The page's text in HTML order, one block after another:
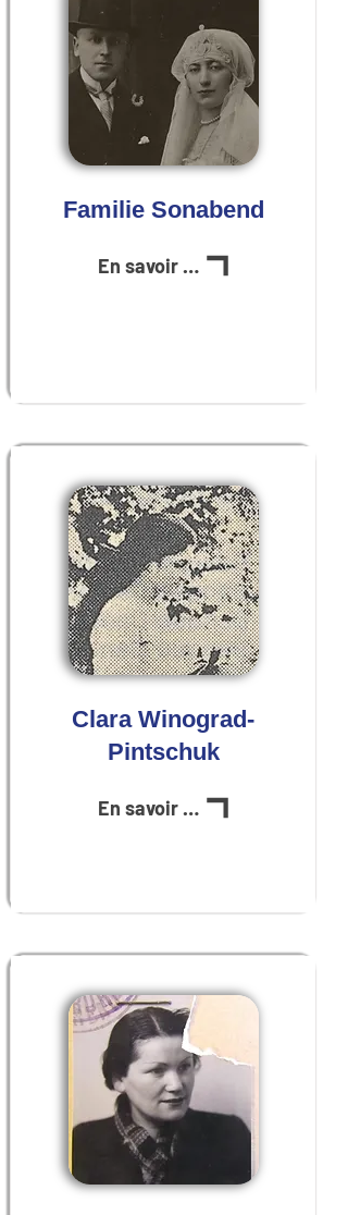
Familie Sonabend
En savoir plus
Clara Winograd-
Pintschuk
En savoir plus